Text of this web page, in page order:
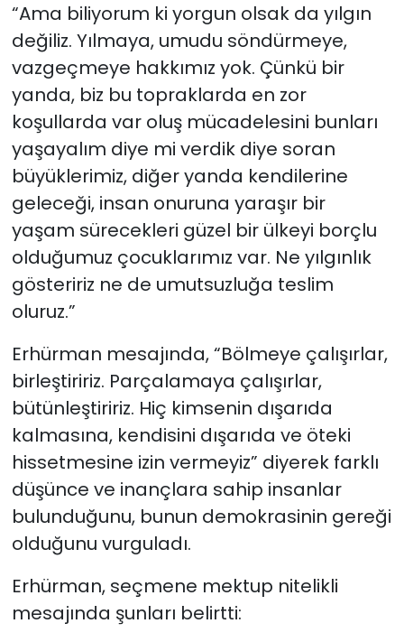
“Ama biliyorum ki yorgun olsak da yılgın
değiliz. Yılmaya, umudu söndürmeye,
vazgeçmeye hakkımız yok. Çünkü bir
yanda, biz bu topraklarda en zor
koşullarda var oluş mücadelesini bunları
yaşayalım diye mi verdik diye soran
büyüklerimiz, diğer yanda kendilerine
geleceği, insan onuruna yaraşır bir
yaşam sürecekleri güzel bir ülkeyi borçlu
olduğumuz çocuklarımız var. Ne yılgınlık
gösteririz ne de umutsuzluğa teslim
oluruz.”
Erhürman mesajında, “Bölmeye çalışırlar,
birleştiririz. Parçalamaya çalışırlar,
bütünleştiririz. Hiç kimsenin dışarıda
kalmasına, kendisini dışarıda ve öteki
hissetmesine izin vermeyiz” diyerek farklı
düşünce ve inançlara sahip insanlar
bulunduğunu, bunun demokrasinin gereği
olduğunu vurguladı.
Erhürman, seçmene mektup nitelikli
mesajında şunları belirtti: